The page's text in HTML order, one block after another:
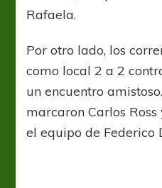
Rafaela.
Por otro lado, los
como local 2 a 2
un encuentro
marcaron Carlos
el equipo de Federico